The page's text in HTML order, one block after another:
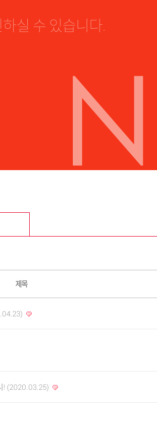
실 수 있습니다.
제목
! (2020.03.25)